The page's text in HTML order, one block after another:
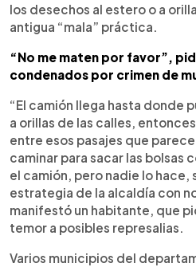
los desechos al estero o a
antigua “mala” práctica.
“No me maten por favor”,
condenados por crimen de
“El camión llega hasta donde
a orillas de las calles,
entre esos pasajes que
caminar para sacar las bolsas
el camión, pero nadie lo hace,
estrategia de la alcaldía con
manifestó un habitante, que
temor a posibles represalias.
Varios municipios del